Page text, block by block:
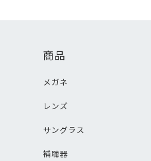
商品
メガネ
レンズ
サングラス
補聴器